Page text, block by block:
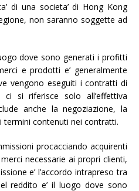
di una societa’ di Hong Kong
non saranno soggette ad
dove sono generati i profitti
e prodotti e’ generalmente
vengono eseguiti i contratti di
si riferisce solo all’effettiva
anche la negoziazione, la
termini contenuti nei contratti.
procacciando acquirenti
necessarie ai propri clienti,
e’ l’accordo intrapreso tra
reddito e’ il luogo dove sono